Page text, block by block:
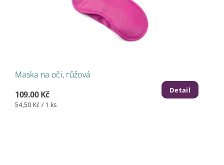
Maska na oči, růžová
109.00 Kč
54,50 Kč / 1 ks
Detail